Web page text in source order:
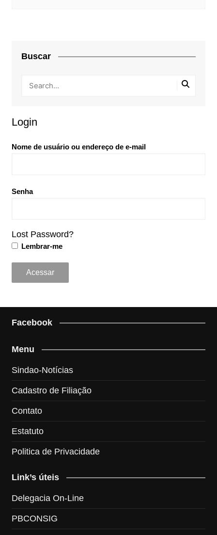
Buscar
Login
Nome de usuário ou endereço de e-mail
Senha
Lost Password?
Lembrar-me
Facebook
Menu
Sindao-Notícias
Cadastro de Filiação
Contato
Estatuto
Politica de Privacidade
Link’s úteis
Delegacia On-Line
PBCONSIG